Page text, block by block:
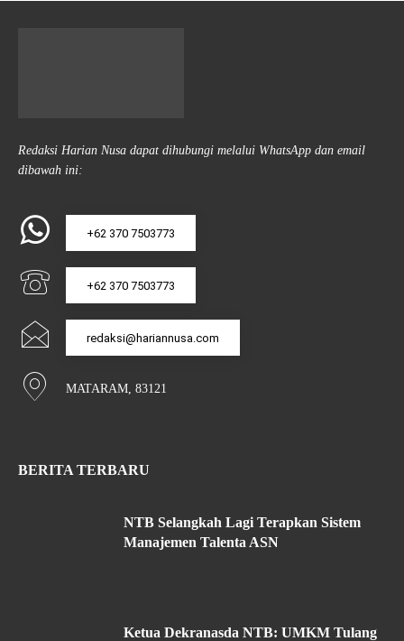
Redaksi Harian Nusa dapat dihubungi melalui WhatsApp dan email
dibawah ini:
+62 370 7503773
+62 370 7503773
redaksi@hariannusa.com
MATARAM, 83121
BERITA TERBARU
NTB Selangkah Lagi Terapkan Sistem
Manajemen Talenta ASN
Ketua Dekranasda NTB: UMKM Tulang